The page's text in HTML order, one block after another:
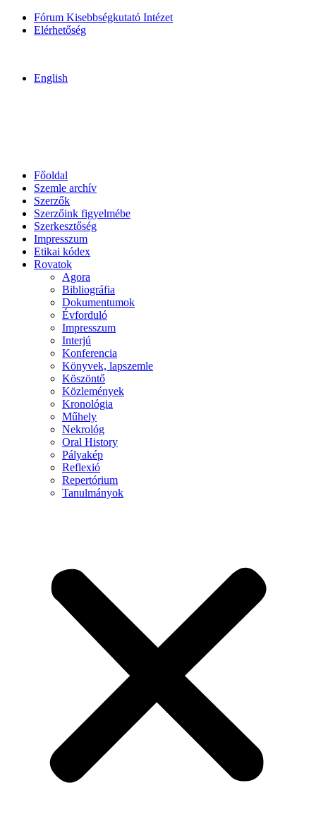
Fórum Kisebbségkutató Intézet
Elérhetőség
English
Főoldal
Szemle archív
Szerzők
Szerzőink figyelmébe
Szerkesztőség
Impresszum
Etikai kódex
Rovatok
Agora
Bibliográfia
Dokumentumok
Évforduló
Impresszum
Interjú
Konferencia
Könyvek, lapszemle
Köszöntő
Közlemények
Kronológia
Műhely
Nekrológ
Oral History
Pályakép
Reflexió
Repertórium
Tanulmányok